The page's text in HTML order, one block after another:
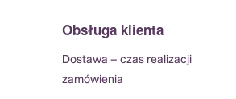
Obsługa klienta
Dostawa – czas realizacji
zamówienia